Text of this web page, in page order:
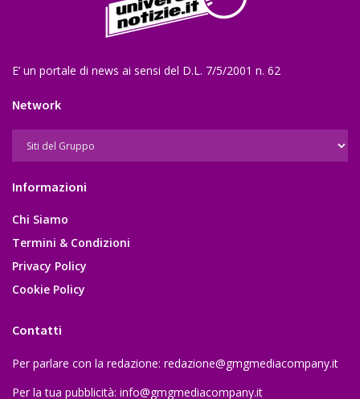
E’ un portale di news ai sensi del D.L. 7/5/2001 n. 62
Network
Informazioni
Chi Siamo
Termini & Condizioni
Privacy Policy
Cookie Policy
Contatti
Per parlare con la redazione: redazione@gmgmediacompany.it
Per la tua pubblicità: info@gmgmediacompany.it